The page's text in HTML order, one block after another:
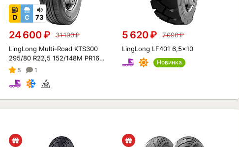
D C 73
24 600₽ 31 190₽
LingLong Multi-Road KTS300
295/80 R22,5 152/148M PR16
3PMSF (Рулевая ось)
5 1
5 620₽ 7 090₽
LingLong LF401 6,5x10
Новинка